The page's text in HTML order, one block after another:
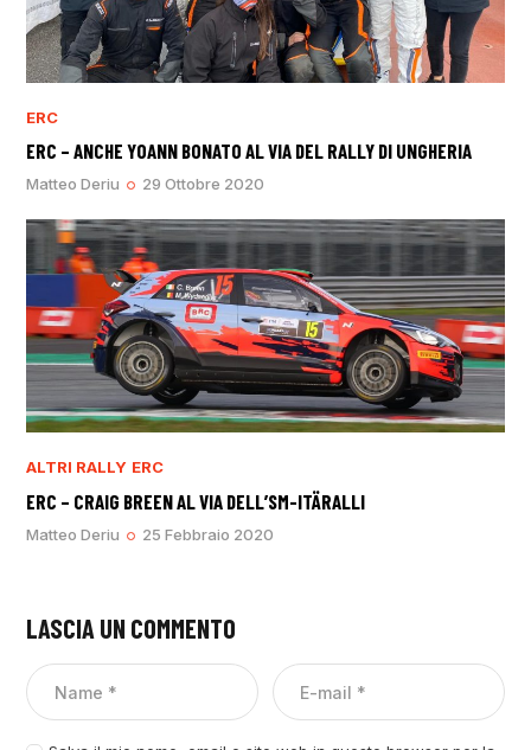
ERC
ERC – ANCHE YOANN BONATO AL VIA DEL RALLY DI UNGHERIA
Matteo Deriu 29 Ottobre 2020
ALTRI RALLY ERC
ERC – CRAIG BREEN AL VIA DELL’SM-ITÄRALLI
Matteo Deriu 25 Febbraio 2020
LASCIA UN COMMENTO